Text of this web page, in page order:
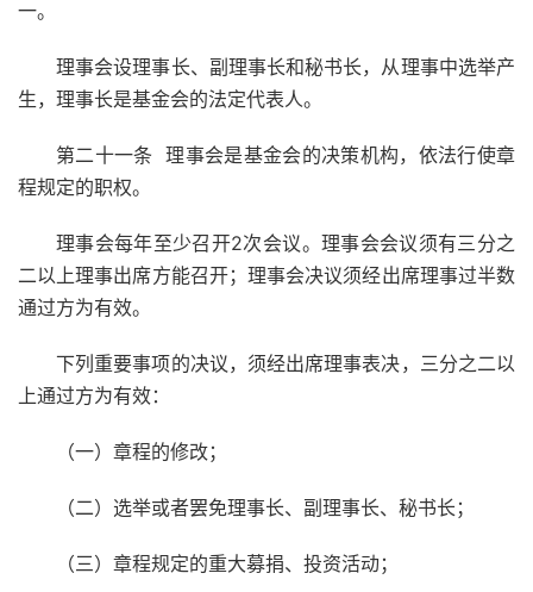
一。
理事会设理事长、副理事长和秘书长，从理事中选举产
生，理事长是基金会的法定代表人。
第二十一条 理事会是基金会的决策机构，依法行使章
程规定的职权。
理事会每年至少召开2次会议。理事会会议须有三分之
二以上理事出席方能召开；理事会决议须经出席理事过半数
通过方为有效。
下列重要事项的决议，须经出席理事表决，三分之二以
上通过方为有效：
（一）章程的修改；
（二）选举或者罢免理事长、副理事长、秘书长；
（三）章程规定的重大募捐、投资活动；